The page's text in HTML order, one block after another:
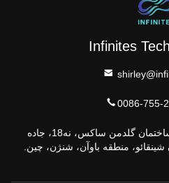
Infinites
0086-755-
اتاق 3A18، ساختمان A، ساختمان گلدمن ساکس، نه18، جاده
منطقه باوآن، شنژن، چین.